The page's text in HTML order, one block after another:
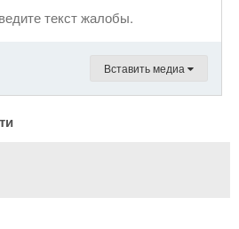
текст жалобы.
Вставить медиа